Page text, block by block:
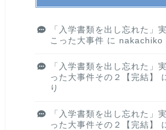
「入学書類を出し忘れた」
こった大事件 に nakachiko
「入学書類を出し忘れた」
った大事件その２【完結】
り
「入学書類を出し忘れた」
った大事件その２【完結】